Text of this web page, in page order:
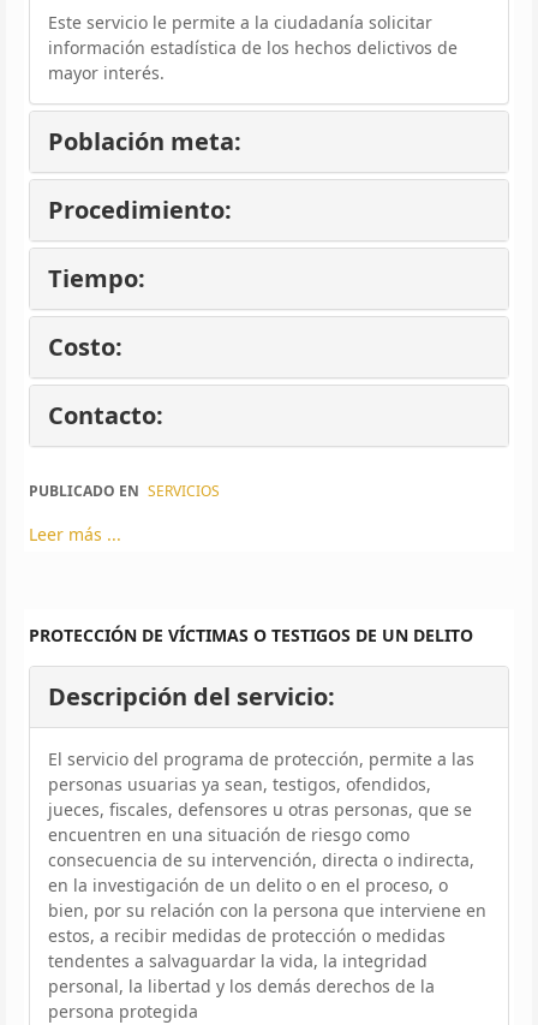
Este servicio le permite a la ciudadanía solicitar
información estadística de los hechos delictivos de
mayor interés.
Población meta:
Procedimiento:
Tiempo:
Costo:
Contacto:
PUBLICADO EN SERVICIOS
Leer más ...
PROTECCIÓN DE VÍCTIMAS O TESTIGOS DE UN DELITO
Descripción del servicio:
El servicio del programa de protección, permite a las
personas usuarias ya sean, testigos, ofendidos,
jueces, fiscales, defensores u otras personas, que se
encuentren en una situación de riesgo como
consecuencia de su intervención, directa o indirecta,
en la investigación de un delito o en el proceso, o
bien, por su relación con la persona que interviene en
estos, a recibir medidas de protección o medidas
tendentes a salvaguardar la vida, la integridad
personal, la libertad y los demás derechos de la
persona protegida